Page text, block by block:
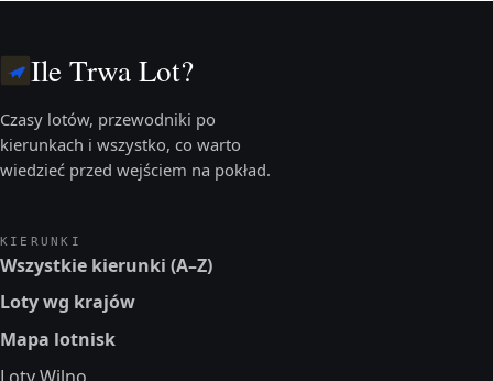
Ile Trwa Lot?
Czasy lotów, przewodniki po
kierunkach i wszystko, co warto
wiedzieć przed wejściem na pokład.
KIERUNKI
Wszystkie kierunki (A–Z)
Loty wg krajów
Mapa lotnisk